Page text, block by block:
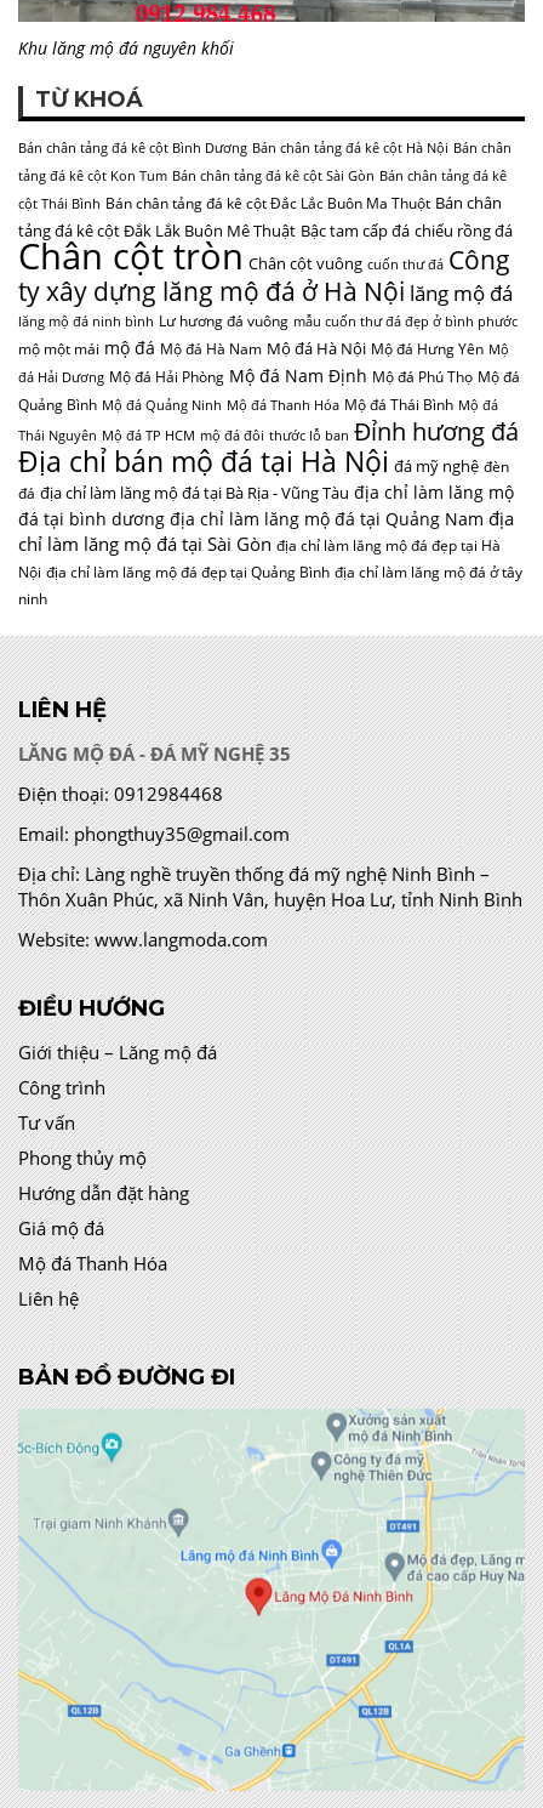
Khu lăng mộ đá nguyên khối
TỪ KHOÁ
Bán chân tảng đá kê cột Bình Dương Bán chân tảng đá kê cột Hà Nội Bán chân
tảng đá kê cột Kon Tum Bán chân tảng đá kê cột Sài Gòn Bán chân tảng đá kê
cột Thái Bình Bán chân tảng đá kê cột Đắc Lắc Buôn Ma Thuột Bán chân
tảng đá kê cột Đắk Lắk Buôn Mê Thuật Bậc tam cấp đá chiếu rồng đá
Chân cột tròn Chân cột vuông cuốn thư đá Công
ty xây dựng lăng mộ đá ở Hà Nội lăng mộ đá
lăng mộ đá ninh bình Lư hương đá vuông mẫu cuốn thư đá đẹp ở bình phước
mộ một mái mộ đá Mộ đá Hà Nam Mộ đá Hà Nội Mộ đá Hưng Yên Mộ
đá Hải Dương Mộ đá Hải Phòng Mộ đá Nam Định Mộ đá Phú Thọ Mộ đá
Quảng Bình Mộ đá Quảng Ninh Mộ đá Thanh Hóa Mộ đá Thái Bình Mộ đá
Thái Nguyên Mộ đá TP HCM mộ đá đôi thước lỗ ban Đỉnh hương đá
Địa chỉ bán mộ đá tại Hà Nội đá mỹ nghệ đèn
đá địa chỉ làm lăng mộ đá tại Bà Rịa - Vũng Tàu địa chỉ làm lăng mộ
đá tại bình dương địa chỉ làm lăng mộ đá tại Quảng Nam địa
chỉ làm lăng mộ đá tại Sài Gòn địa chỉ làm lăng mộ đá đẹp tại Hà
Nội địa chỉ làm lăng mộ đá đẹp tại Quảng Bình địa chỉ làm lăng mộ đá ở tây
ninh
LIÊN HỆ
LĂNG MỘ ĐÁ - ĐÁ MỸ NGHỆ 35
Điện thoại: 0912984468
Email: phongthuy35@gmail.com
Địa chỉ:Làng nghề truyền thống đá mỹ nghệ Ninh Bình –
Thôn Xuân Phúc, xã Ninh Vân, huyện Hoa Lư, tỉnh Ninh Bình
Website: www.langmoda.com
ĐIỀU HƯỚNG
Giới thiệu – Lăng mộ đá
Công trình
Tư vấn
Phong thủy mộ
Hướng dẫn đặt hàng
Giá mộ đá
Mộ đá Thanh Hóa
Liên hệ
BẢN ĐỒ ĐƯỜNG ĐI